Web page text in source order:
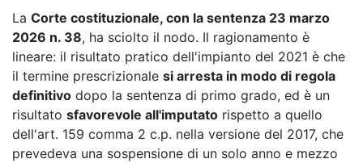
La Corte costituzionale, con la sentenza 23 marzo
2026 n. 38, ha sciolto il nodo. Il ragionamento è
lineare: il risultato pratico dell'impianto del 2021 è che
il termine prescrizionale si arresta in modo di regola
definitivo dopo la sentenza di primo grado, ed è un
risultato sfavorevole all'imputato rispetto a quello
dell'art. 159 comma 2 c.p. nella versione del 2017, che
prevedeva una sospensione di un solo anno e mezzo